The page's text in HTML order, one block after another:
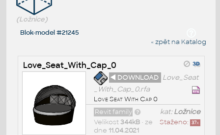
(Ložnice)
Blok-model #21245
« zpět na Katalog
Love_Seat_With_Cap_0
◄ DOWNLOAD Love_Seat
_With_Cap_0.rfa
Love Seat With Cap 0
kat:Ložnice
Revit family
Staženo: 37x
Velikost344kB• ze
dne 11.04.2021